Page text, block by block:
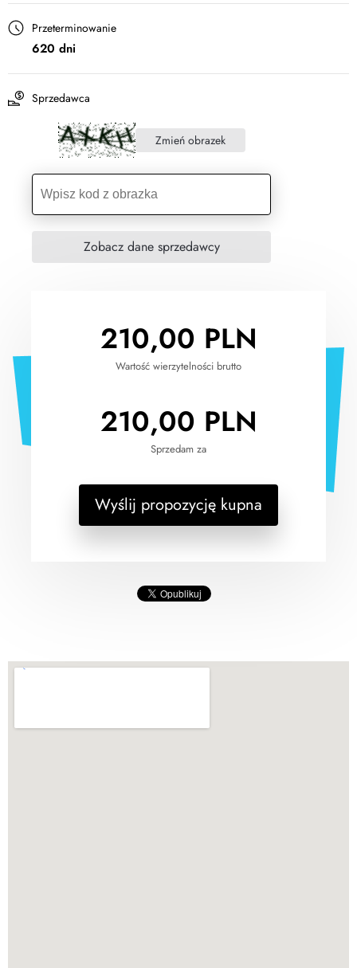
Przeterminowanie
620 dni
Sprzedawca
Zmień obrazek
210,00 PLN
Wartość wierzytelności brutto
210,00 PLN
Sprzedam za
Wyślij propozycję kupna